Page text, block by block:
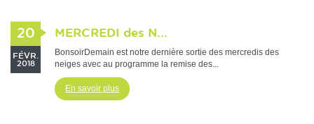
20
FÉVR.
2018
MERCREDI des N...
BonsoirDemain est notre dernière sortie des mercredis des
neiges avec au programme la remise des...
En savoir plus